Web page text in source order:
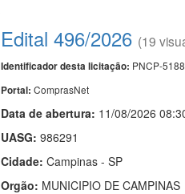
Edital 496/2026 (19
Identificador desta licitação: PNCP-
Portal: ComprasNet
Data de abertura: 11/08/2026
UASG: 986291
Cidade: Campinas - SP
Orgão: MUNICIPIO DE CAMPINAS